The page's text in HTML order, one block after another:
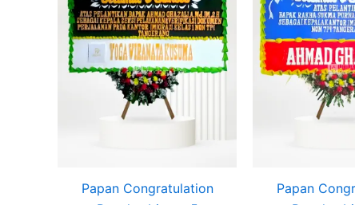
Papan Congratulation
Papan